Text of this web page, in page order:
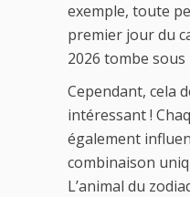
exemple, toute
premier jour du
2026 tombe sous
Cependant, cela
intéressant !
également
combinaison
L’animal du